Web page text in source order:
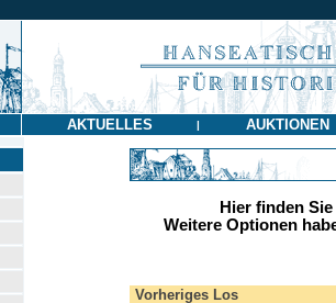
AKTUELLES | AUKTIONEN
Hier finden
Weitere Optionen
Vorheriges Los